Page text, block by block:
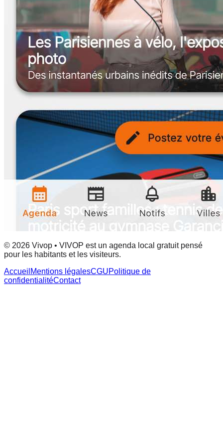
© 2026 Vivop • VIVOP est un agenda local gratuit pensé
pour les habitants et les visiteurs.
Accueil Mentions légalesCGUPolitique de
confidentialitéContact